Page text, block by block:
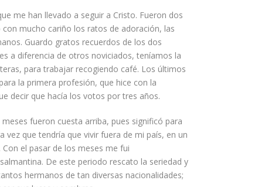
me han llevado a seguir a Cristo. Fueron dos
mucho cariño los ratos de adoración, las
Guardo gratos recuerdos de los dos
a diferencia de otros noviciados, teníamos la
, para trabajar recogiendo café. Los últimos
la primera profesión, que hice con la
decir que hacía los votos por tres años.
fueron cuesta arriba, pues significó para
que tendría que vivir fuera de mi país, en un
el pasar de los meses me fui
De este periodo rescato la seriedad y
hermanos de tan diversas nacionalidades;